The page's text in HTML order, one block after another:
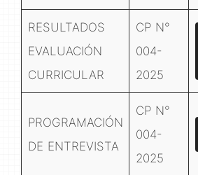
RESULTADOS
EVALUACIÓN
CURRICULAR
CP N°
004-
2025
PROGRAMACIÓN
DE ENTREVISTA
CP N°
004-
2025